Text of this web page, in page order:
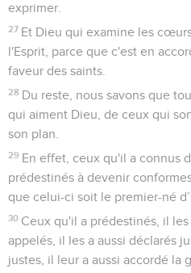
exprimer.
27 Et Dieu qui examine les
l'Esprit, parce que c'est en
faveur des saints.
28 Du reste, nous savons que
qui aiment Dieu, de ceux qui
son plan.
29 En effet, ceux qu'il a connus
prédestinés à devenir
que celui-ci soit le premier-né
30 Ceux qu'il a prédestinés, il
appelés, il les a aussi déclarés
justes, il leur a aussi accordé la